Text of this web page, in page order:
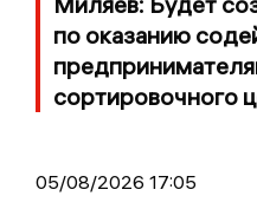
по оказанию
сортировочного
05/08/2026 17:05